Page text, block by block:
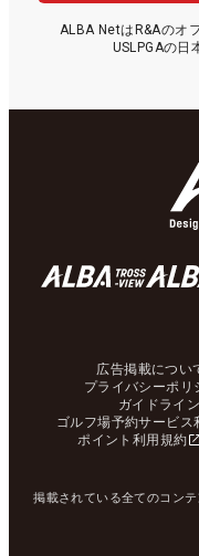
ALBA NetはR&Aのオ
USLPGAの日
広告掲載につい
プライバシーポリ
ガイドライン
ゴルフ場予約サービス
ポイント利用規約
掲載されている全てのコン